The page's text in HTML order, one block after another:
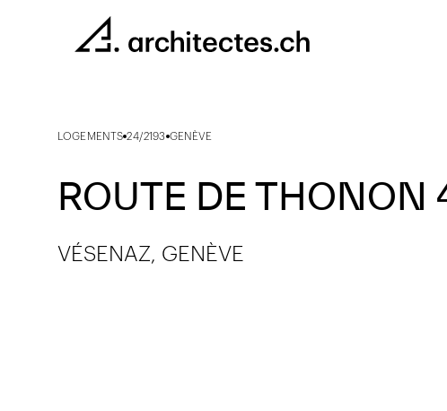
LOGEMENTS 24/2193 GENÈVE
ROUTE DE THONON
VÉSENAZ, GENÈVE